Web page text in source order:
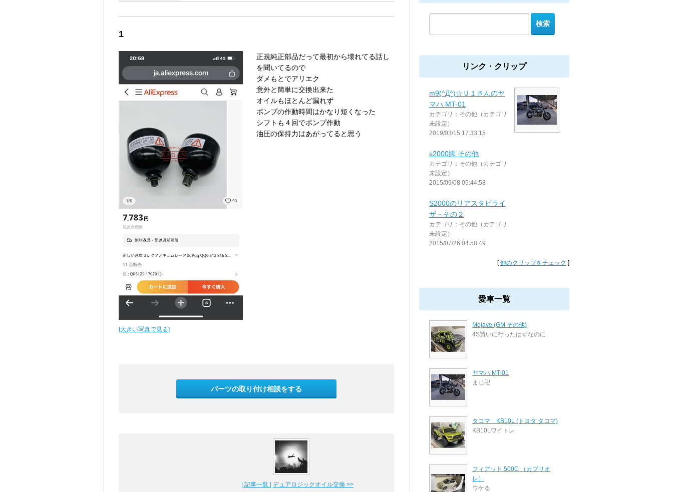
1
[大きい写真で見る]
正規純正部品だって最初から壊れてる話し
を聞いてるので
ダメもとでアリエク
意外と簡単に交換出来た
オイルもほとんど漏れず
ポンプの作動時間はかなり短くなった
シフトも４回でポンプ作動
油圧の保持力はあがってると思う
パーツの取り付け相談をする
| 記事一覧 | デュアロジックオイル交換 >>
リンク・クリップ
m9(^Д^)☆Ｕ１さんのヤ
マハ MT-01
カテゴリ：その他（カテゴリ
未設定）
2019/03/15 17:33:15
s2000脚 その他
カテゴリ：その他（カテゴリ
未設定）
2015/09/08 05:44:58
S2000のリアスタビライ
ザ－その２
カテゴリ：その他（カテゴリ
未設定）
2015/07/26 04:58:49
[他のクリップをチェック ]
愛車一覧
Mojave (GM その他)
4S買いに行ったはずなのに
ヤマハ MT-01
まじ卍
タコマ KB10L (トヨタ タコマ)
KB10Lワイトレ
フィアット 500C （カブリオ
レ）
ウケる